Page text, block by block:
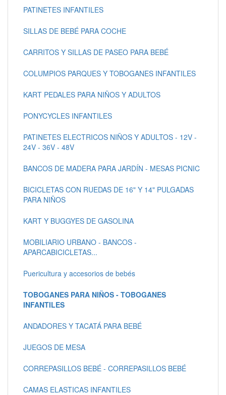
PATINETES INFANTILES
SILLAS DE BEBÉ PARA COCHE
CARRITOS Y SILLAS DE PASEO PARA BEBÉ
COLUMPIOS PARQUES Y TOBOGANES INFANTILES
KART PEDALES PARA NIÑOS Y ADULTOS
PONYCYCLES INFANTILES
PATINETES ELECTRICOS NIÑOS Y ADULTOS - 12V -
24V - 36V - 48V
BANCOS DE MADERA PARA JARDÍN - MESAS PICNIC
BICICLETAS CON RUEDAS DE 16" Y 14" PULGADAS
PARA NIÑOS
KART Y BUGGYES DE GASOLINA
MOBILIARIO URBANO - BANCOS -
APARCABICICLETAS...
Puericultura y accesorios de bebés
TOBOGANES PARA NIÑOS - TOBOGANES
INFANTILES
ANDADORES Y TACATÁ PARA BEBÉ
JUEGOS DE MESA
CORREPASILLOS BEBÉ - CORREPASILLOS BEBÉ
CAMAS ELASTICAS INFANTILES